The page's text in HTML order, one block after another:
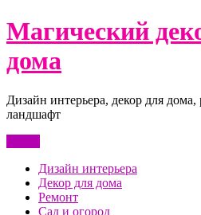
Перейти
к
Магический
дома
Дизайн интерьера, декор для дома,
ландшафт
Дизайн интерьера
Декор для дома
Ремонт
Сад и огород